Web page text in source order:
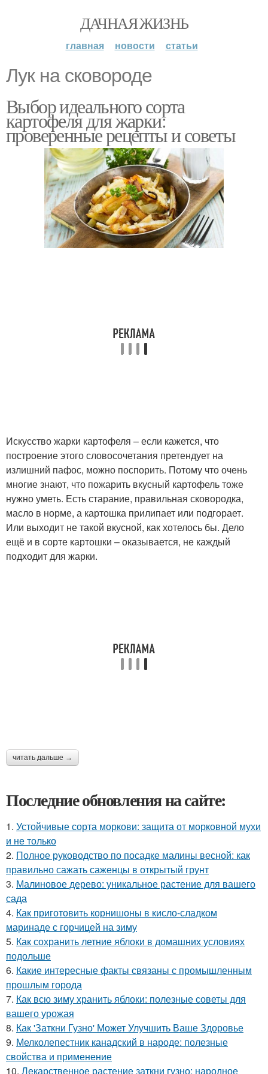
ДАЧНАЯ ЖИЗНЬ
главная новости статьи
Лук на сковороде
Выбор идеального сорта
картофеля для жарки:
проверенные рецепты и советы
Искусство жарки картофеля – если кажется, что
построение этого словосочетания претендует на
излишний пафос, можно поспорить. Потому что очень
многие знают, что пожарить вкусный картофель тоже
нужно уметь. Есть старание, правильная сковородка,
масло в норме, а картошка прилипает или подгорает.
Или выходит не такой вкусной, как хотелось бы. Дело
ещё и в сорте картошки – оказывается, не каждый
подходит для жарки.
читать дальше →
Последние обновления на сайте:
1. Устойчивые сорта моркови: защита от морковной мухи
и не только
2. Полное руководство по посадке малины весной: как
правильно сажать саженцы в открытый грунт
3. Малиновое дерево: уникальное растение для вашего
сада
4. Как приготовить корнишоны в кисло-сладком
маринаде с горчицей на зиму
5. Как сохранить летние яблоки в домашних условиях
подольше
6. Какие интересные факты связаны с промышленным
прошлым города
7. Как всю зиму хранить яблоки: полезные советы для
вашего урожая
8. Как 'Заткни Гузно' Может Улучшить Ваше Здоровье
9. Мелколепестник канадский в народе: полезные
свойства и применение
10. Лекарственное растение заткни гузно: народное